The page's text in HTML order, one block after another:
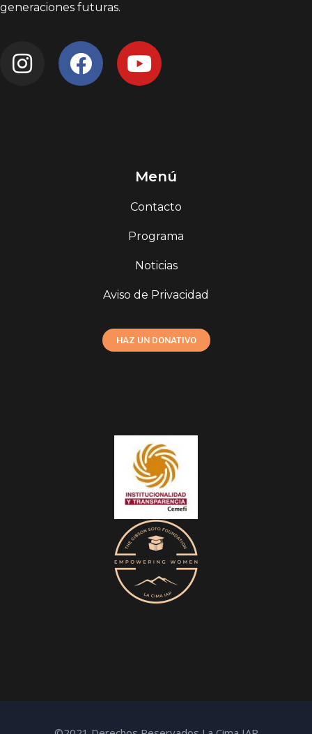
generaciones futuras.
Menú
Contacto
Programa
Noticias
Aviso de Privacidad
HAZ UN DONATIVO